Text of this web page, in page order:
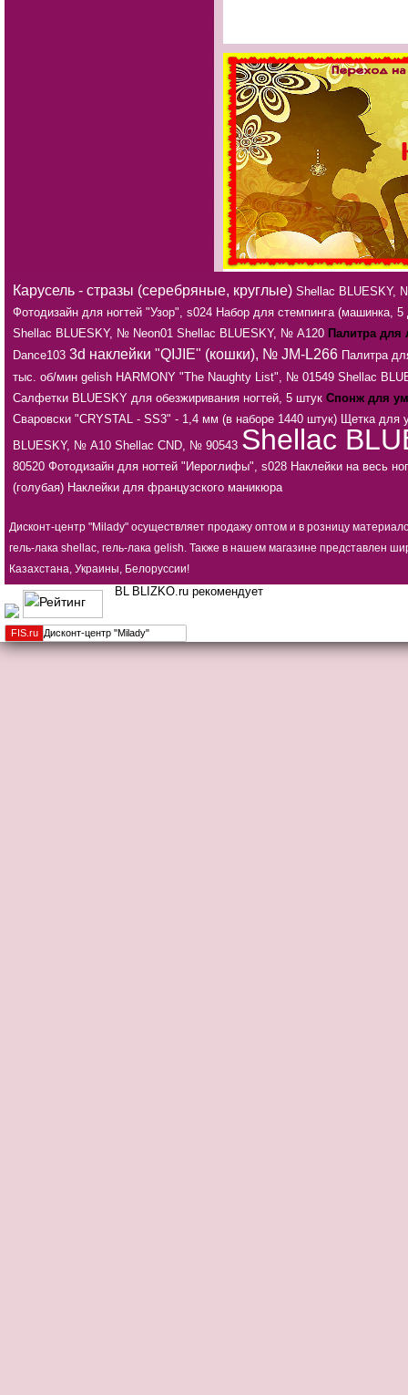
Карусель - стразы (серебряные, круглые) Shellac BLUESKY,
Фотодизайн для ногтей "Узор", s024 Набор для стемпинга (машинка, 5
Shellac BLUESKY, № Neon01 Shellac BLUESKY, № А120 Палитра для
Dance103 3d наклейки "QIJIE" (кошки), № JM-L266 Палитра
тыс. об/мин gelish HARMONY "The Naughty List", № 01549 Shellac
Салфетки BLUESKY для обезжиривания ногтей, 5 штук Спонж для
Сваровски "CRYSTAL - SS3" - 1,4 мм (в наборе 1440 штук) Щетка для
BLUESKY, № А10 Shellac CND, № 90543 Shellac
80520 Фотодизайн для ногтей "Иероглифы", s028 Наклейки на весь
(голубая) Наклейки для французского маникюра
Дисконт-центр "Milady" осуществляет продажу оптом и в розницу
гель-лака shellac, гель-лака gelish. Также в нашем магазине представлен
Казахстана, Украины, Белоруссии!
BLIZKO.ru рекомендует
FIS. ru Дисконт-центр "Milady"